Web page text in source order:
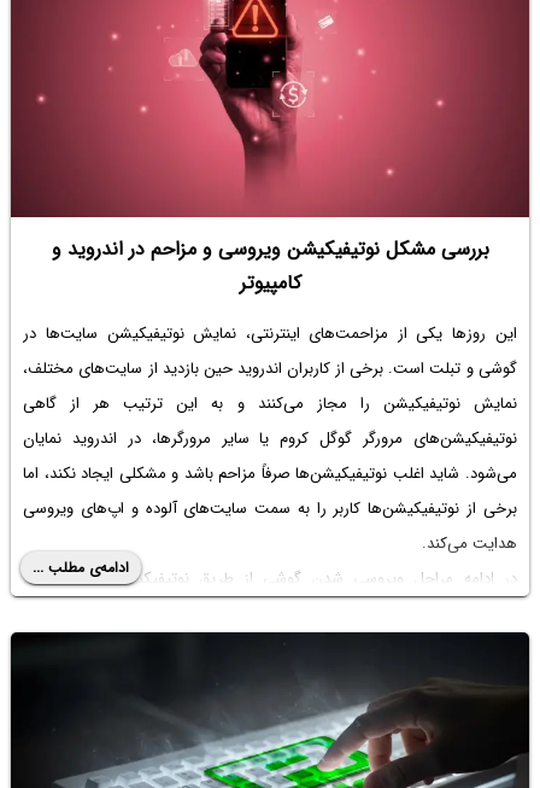
بررسی مشکل نوتیفیکیشن ویروسی و مزاحم در اندروید و
کامپیوتر
این روزها یکی از مزاحمت‌های اینترنتی، نمایش نوتیفیکیشن سایت‌ها در
گوشی و تبلت است. برخی از کاربران اندروید حین بازدید از سایت‌های مختلف،
نمایش نوتیفیکیشن را مجاز می‌کنند و به این ترتیب هر از گاهی
نوتیفیکیشن‌های مرورگر گوگل کروم یا سایر مرورگرها، در اندروید نمایان
می‌شود. شاید اغلب نوتیفیکیشن‌ها صرفاً مزاحم باشد و مشکلی ایجاد نکند، اما
برخی از نوتیفیکیشن‌ها کاربر را به سمت سایت‌های آلوده و اپ‌های ویروسی
هدایت می‌کند.
در ادامه مراحل ویروسی شدن گوشی از طریق نوتیفیکیشن‌ها را توضیح
ادامه‌ی مطلب ...